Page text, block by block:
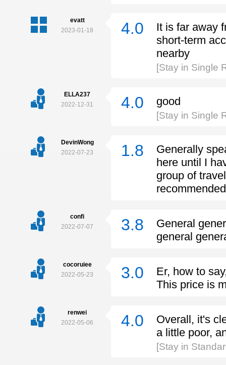
evatt
2023-01-18
4.0
It is far away
short-term
nearby
[Stay in Single
ELLA237
2022-12-31
4.0 good
[Stay in Single
DevinWong
2022-07-23
1.8
Generally
here until I
group of
confi
2022-07-07
3.8
General
general
cocoruiee
2022-05-23
3.0
Er, how to
This price is
renwei
2022-05-06
4.0
Overall, it's
a little poor,
[Stay in